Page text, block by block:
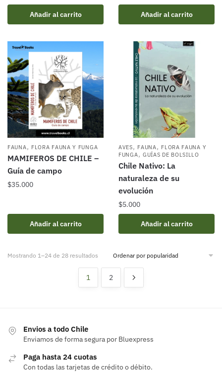
Añadir al carrito Añadir al carrito
FAUNA, FLORA FAUNA Y FUNGA
MAMIFEROS DE CHILE –
Guía de campo
$35.000
Añadir al carrito
AVES, FAUNA, FLORA FAUNA Y
FUNGA, GUÍAS DE BOLSILLO
Chile Nativo: La
naturaleza de su
evolución
$5.000
Añadir al carrito
Mostrando 1–24 de 28 resultados Ordenado
1 2
Envios a todo Chile
Enviamos de forma segura por Bluexpress
Paga hasta 24 cuotas
Con todas las tarjetas de crédito o débito.